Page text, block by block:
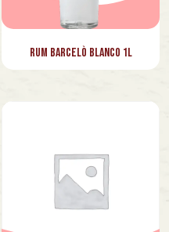
Rum Barcelò Blanco 1L